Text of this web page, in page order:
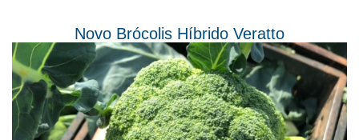
Novo Brócolis Híbrido Veratto